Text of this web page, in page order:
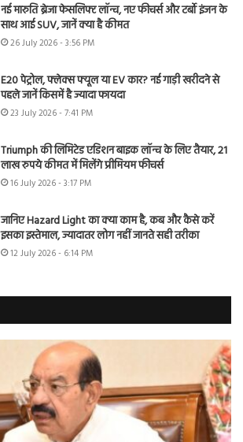
नई मारुति ब्रेजा फेसलिफ्ट लॉन्च, नए फीचर्स और टर्बो इंजन के
साथ आई SUV, जानें क्या है कीमत
26 July 2026 - 3:56 PM
E20 पेट्रोल, फ्लेक्स फ्यूल या EV कार? नई गाड़ी खरीदने से
पहले जानें किसमें है ज्यादा फायदा
23 July 2026 - 7:41 PM
Triumph की लिमिटेड एडिशन बाइक लॉन्च के लिए तैयार, 21
लाख रुपये कीमत में मिलेंगे प्रीमियम फीचर्स
16 July 2026 - 3:17 PM
जानिए Hazard Light का क्या काम है, कब और कैसे करें
इसका इस्तेमाल, ज्यादातर लोग नहीं जानते सही तरीका
12 July 2026 - 6:14 PM